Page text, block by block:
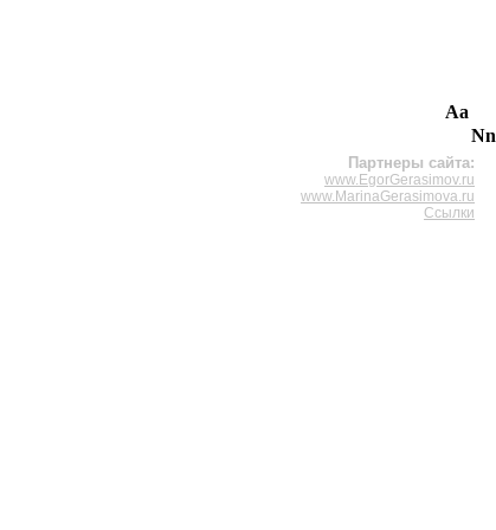
Aa
Nn
Партнеры сайта:
www.EgorGerasimov.ru
www.MarinaGerasimova.ru
Ссылки